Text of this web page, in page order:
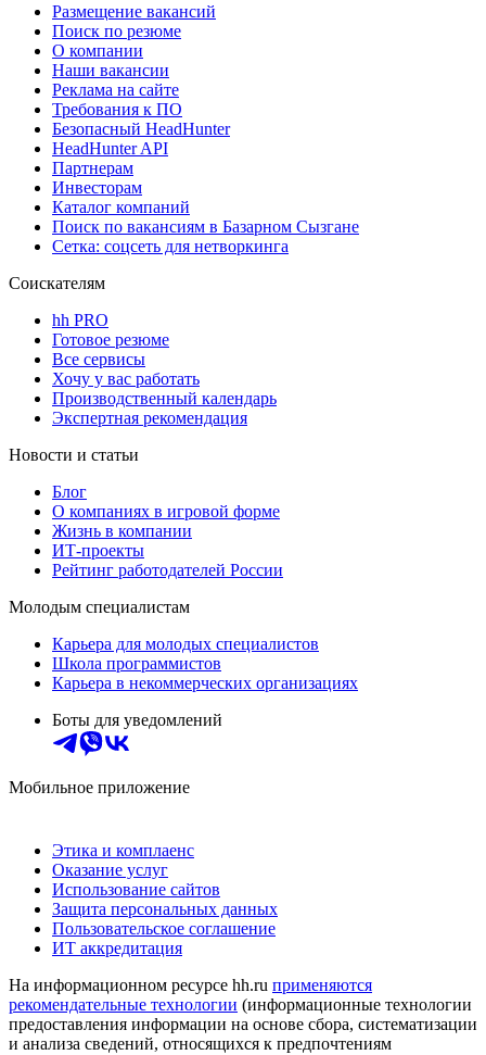
Размещение вакансий
Поиск по резюме
О компании
Наши вакансии
Реклама на сайте
Требования к ПО
Безопасный HeadHunter
HeadHunter API
Партнерам
Инвесторам
Каталог компаний
Поиск по вакансиям в Базарном Сызгане
Сетка: соцсеть для нетворкинга
Соискателям
hh PRO
Готовое резюме
Все сервисы
Хочу у вас работать
Производственный календарь
Экспертная рекомендация
Новости и статьи
Блог
О компаниях в игровой форме
Жизнь в компании
ИТ-проекты
Рейтинг работодателей России
Молодым специалистам
Карьера для молодых специалистов
Школа программистов
Карьера в некоммерческих организациях
Боты для уведомлений
Мобильное приложение
Этика и комплаенс
Оказание услуг
Использование сайтов
Защита персональных данных
Пользовательское соглашение
ИТ аккредитация
На информационном ресурсе hh.ru применяются
рекомендательные технологии (информационные технологии
предоставления информации на основе сбора, систематизации
и анализа сведений, относящихся к предпочтениям